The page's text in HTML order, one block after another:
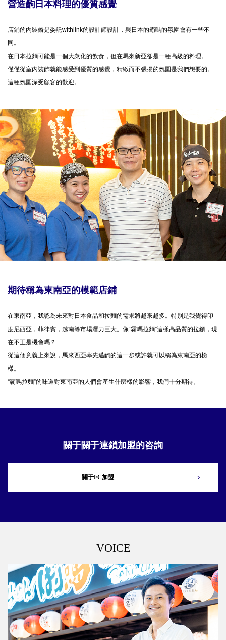
營造齣日本料理的優質感覺
店鋪的內裝脩是委託withlink的設計師設計，與日本的霸嗎的氛圍會有一些不
同。
在日本拉麵可能是一個大衆化的飲食，但在馬來新亞卻是一種高級的料理。
僅僅從室內裝飾就能感受到優質的感覺，精緻而不張揚的氛圍是我們想要的。
這種氛圍深受顧客的歡迎。
期待稱為東南亞的模範店鋪
在東南亞，我認為未來對日本食品和拉麵的需求將越來越多。特別是我覺得印
度尼西亞，菲律賓，越南等市場潛力巨大。像“霸嗎拉麵”這樣高品質的拉麵，現
在不正是機會嗎？
從這個意義上來說，馬來西亞率先邁齣的這一步或許就可以稱為東南亞的榜
樣。
“霸嗎拉麵”的味道對東南亞的人們會產生什麼樣的影響，我們十分期待。
關于關于連鎖加盟的咨詢
關于FC加盟
VOICE